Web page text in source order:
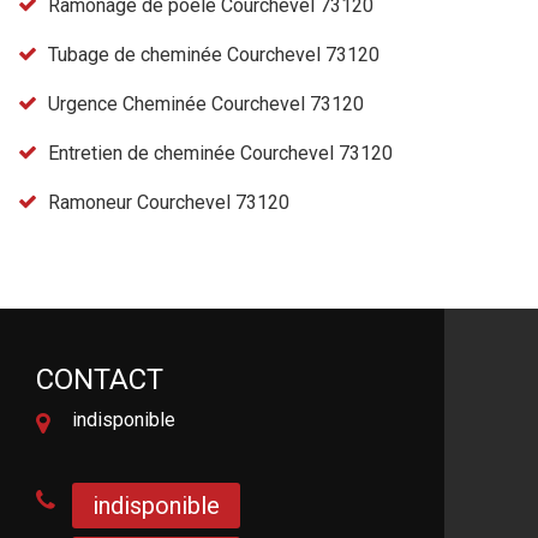
Ramonage de poele Courchevel 73120
Tubage de cheminée Courchevel 73120
Urgence Cheminée Courchevel 73120
Entretien de cheminée Courchevel 73120
Ramoneur Courchevel 73120
CONTACT
indisponible
indisponible